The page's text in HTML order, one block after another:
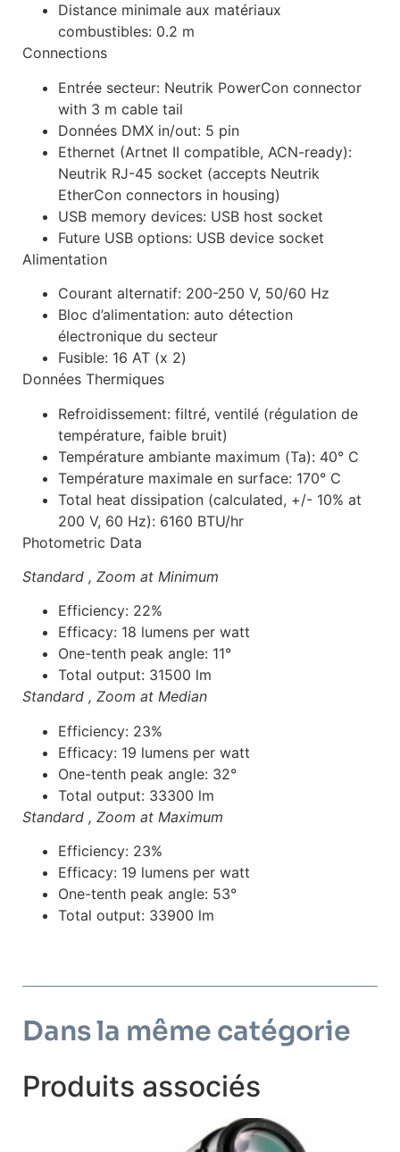
Distance minimale aux matériaux
combustibles: 0.2 m
Connections
Entrée secteur: Neutrik PowerCon connector
with 3 m cable tail
Données DMX in/out: 5 pin
Ethernet (Artnet II compatible, ACN-ready):
Neutrik RJ-45 socket (accepts Neutrik
EtherCon connectors in housing)
USB memory devices: USB host socket
Future USB options: USB device socket
Alimentation
Courant alternatif: 200-250 V, 50/60 Hz
Bloc d’alimentation: auto détection
électronique du secteur
Fusible: 16 AT (x 2)
Données Thermiques
Refroidissement: filtré, ventilé (régulation de
température, faible bruit)
Température ambiante maximum (Ta): 40° C
Température maximale en surface: 170° C
Total heat dissipation (calculated, +/- 10% at
200 V, 60 Hz): 6160 BTU/hr
Photometric Data
Standard , Zoom at Minimum
Efficiency: 22%
Efficacy: 18 lumens per watt
One-tenth peak angle: 11°
Total output: 31500 lm
Standard , Zoom at Median
Efficiency: 23%
Efficacy: 19 lumens per watt
One-tenth peak angle: 32°
Total output: 33300 lm
Standard , Zoom at Maximum
Efficiency: 23%
Efficacy: 19 lumens per watt
One-tenth peak angle: 53°
Total output: 33900 lm
Dans la même catégorie
Produits associés